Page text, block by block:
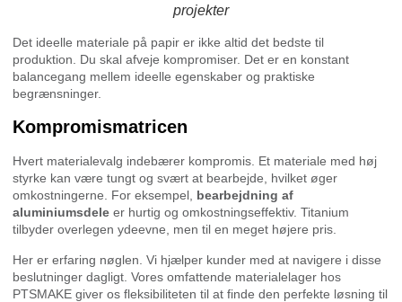
projekter
Det ideelle materiale på papir er ikke altid det bedste til
produktion. Du skal afveje kompromiser. Det er en konstant
balancegang mellem ideelle egenskaber og praktiske
begrænsninger.
Kompromismatricen
Hvert materialevalg indebærer kompromis. Et materiale med høj
styrke kan være tungt og svært at bearbejde, hvilket øger
omkostningerne. For eksempel, bearbejdning af
aluminiumsdele er hurtig og omkostningseffektiv. Titanium
tilbyder overlegen ydeevne, men til en meget højere pris.
Her er erfaring nøglen. Vi hjælper kunder med at navigere i disse
beslutninger dagligt. Vores omfattende materialelager hos
PTSMAKE giver os fleksibiliteten til at finde den perfekte løsning til